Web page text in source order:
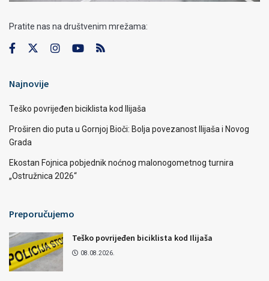
Pratite nas na društvenim mrežama:
Najnovije
Teško povrijeđen biciklista kod Ilijaša
Proširen dio puta u Gornjoj Bioči: Bolja povezanost Ilijaša i Novog
Grada
Ekostan Fojnica pobjednik noćnog malonogometnog turnira
„Ostružnica 2026“
Preporučujemo
Teško povrijeđen biciklista kod Ilijaša
08.08.2026.